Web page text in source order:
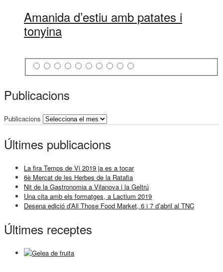
Amanida d’estiu amb patates i
tonyina
Publicacions
Publicacions
Últimes publicacions
La fira Temps de Vi 2019 ja es a tocar
6è Mercat de les Herbes de la Ratafia
Nit de la Gastronomia a Vilanova i la Geltrú
Una cita amb els formatges, a Lactium 2019
Desena edició d’All Those Food Market, 6 i 7 d’abril al TNC
Últimes receptes